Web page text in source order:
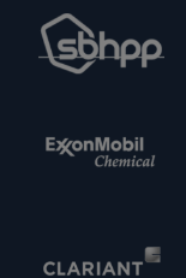
interessiert,